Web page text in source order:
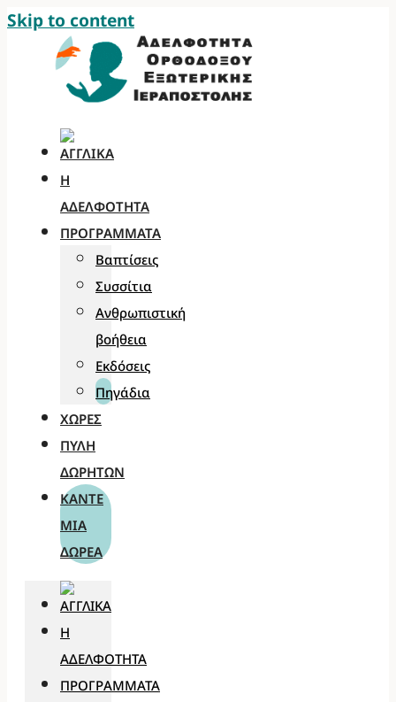
Skip to content
Η
ΑΔΕΛΦΌΤΗΤΑ
ΠΡΟΓΡΆΜΜΑΤΑ
Βαπτίσεις
Συσσίτια
Ανθρωπιστική
βοήθεια
Εκδόσεις
Πηγάδια
ΧΏΡΕΣ
ΠΎΛΗ
ΔΩΡΗΤΏΝ
ΚΆΝΤΕ
ΜΊΑ
ΔΩΡΕΆ
Η
ΑΔΕΛΦΌΤΗΤΑ
ΠΡΟΓΡΆΜΜΑΤΑ